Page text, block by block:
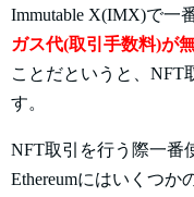
Immutable X(IMX)で一
ガス代(取引手数料)が
ことだというと、NFT
す。
NFT取引を行う際一番
Ethereumにはいくつか